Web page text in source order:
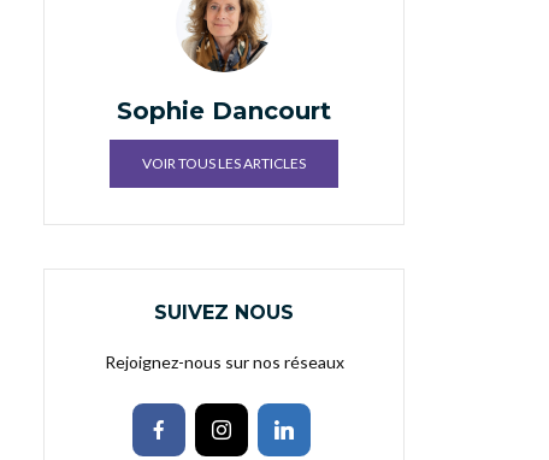
Sophie Dancourt
VOIR TOUS LES ARTICLES
SUIVEZ NOUS
Rejoignez-nous sur nos réseaux